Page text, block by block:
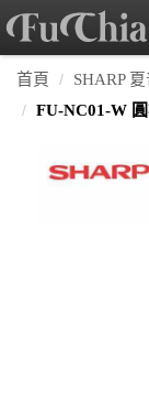
首頁 SHARP
FU-NC01-W